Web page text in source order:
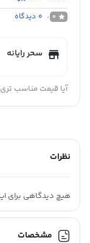
0
0 دیدگاه
سحر رایانه
آیا قیمت مناسب تری
نظرات
هیچ دیدگاهی برای
مشخصات